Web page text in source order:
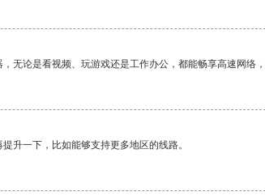
无论是看视频、玩游戏还是工作办公，都能畅享高速网络
升一下，比如能够支持更多地区的线路。